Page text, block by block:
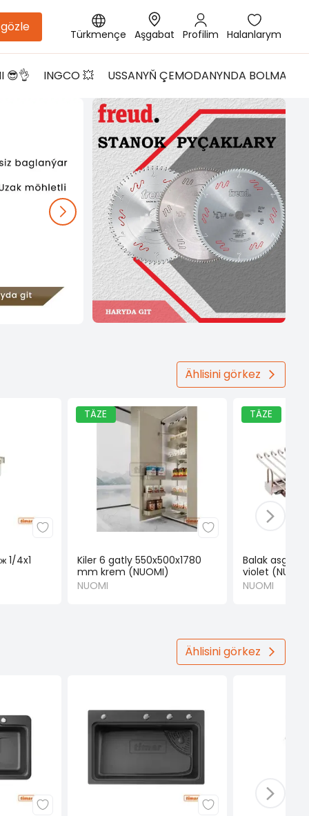
gözle
Türkmençe Aşgabat Profilim Halanlarym
😎👌 INGCO 💥 USSANYŇ ÇEMODANYNDA BOLMALY
Ählisini görkez
1/4x1
TÄZE
Kiler 6 gatly 550x500x1780
mm krem (NUOMI)
NUOMI
TÄZE
Balak asgyç
violet
NUOMI
Ählisini görkez